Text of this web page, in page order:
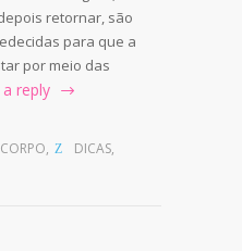
retornar, são
para que a
por meio das
reply
CORPO, DICAS,